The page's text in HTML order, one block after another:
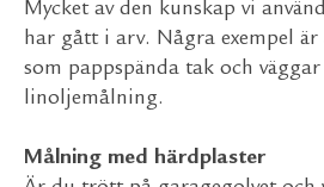
Mycket av den kunskap vi
har gått i arv. Några exempel
som pappspända tak och
linoljemålning.
Målning med härdplaster